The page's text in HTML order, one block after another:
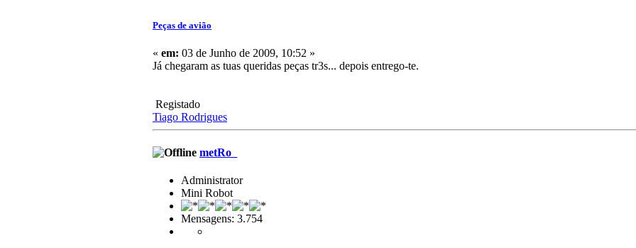
Peças de avião
« em: 03 de Junho de 2009, 10:52 »
Já chegaram as tuas queridas peças tr3s... depois entrego-te.
Registado
Tiago Rodrigues
metRo_
Administrator
Mini Robot
Mensagens: 3.754